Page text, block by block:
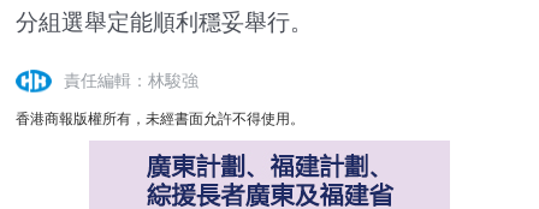
分組選舉定能順利穩妥舉行。
責任編輯：林駿強
香港商報版權所有，未經書面允許不得使用。